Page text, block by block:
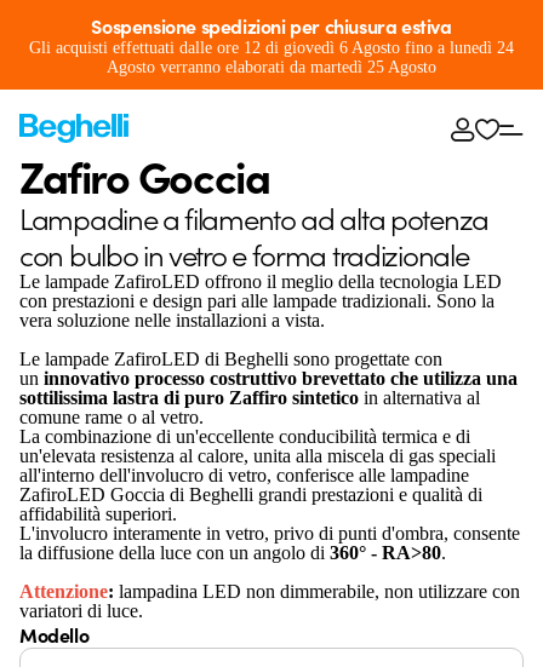
Sospensione spedizioni per chiusura estiva
Gli acquisti effettuati dalle ore 12 di giovedì 6 Agosto fino a lunedì 24
Agosto verranno elaborati da martedì 25 Agosto
Zafiro Goccia
Lampadine a filamento ad alta potenza
con bulbo in vetro e forma tradizionale
Le lampade ZafiroLED offrono il meglio della tecnologia LED
con prestazioni e design pari alle lampade tradizionali. Sono la
vera soluzione nelle installazioni a vista.
Le lampade ZafiroLED di Beghelli sono progettate con
un innovativo processo costruttivo brevettato che utilizza una
sottilissima lastra di puro Zaffiro sintetico in alternativa al
comune rame o al vetro.
La combinazione di un'eccellente conducibilità termica e di
un'elevata resistenza al calore, unita alla miscela di gas speciali
all'interno dell'involucro di vetro, conferisce alle lampadine
ZafiroLED Goccia di Beghelli grandi prestazioni e qualità di
affidabilità superiori.
L'involucro interamente in vetro, privo di punti d'ombra, consente
la diffusione della luce con un angolo di 360° - RA>80.
Attenzione: lampadina LED non dimmerabile, non utilizzare con
variatori di luce.
Modello